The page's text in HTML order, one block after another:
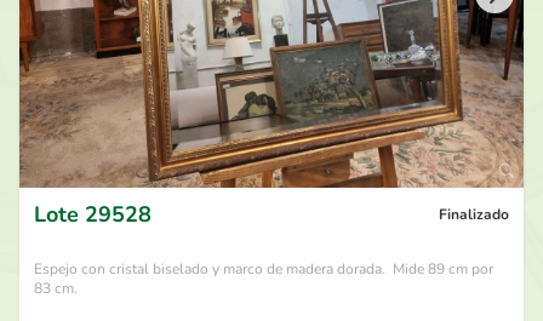
hace 27 días
260.000 ARS por
hace 27 días
260.000 ARS por Ina
hace 27 días
Lote 29528 Finalizado
Espejo con cristal biselado y marco de madera dorada. Mide 89 cm por
83 cm.